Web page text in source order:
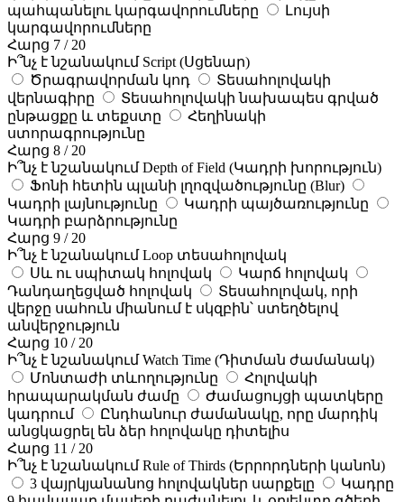
պահպանելու կարգավորումները
Լույսի
կարգավորումները
Հարց 7 / 20
Ի՞նչ է նշանակում Script (Սցենար)
Ծրագրավորման կոդ
Տեսահոլովակի
վերնագիրը
Տեսահոլովակի նախապես գրված
ընթացքը և տեքստը
Հեղինակի
ստորագրությունը
Հարց 8 / 20
Ի՞նչ է նշանակում Depth of Field (Կադրի խորություն)
Ֆոնի հետին պլանի լղոզվածությունը (Blur)
Կադրի լայնությունը
Կադրի պայծառությունը
Կադրի բարձրությունը
Հարց 9 / 20
Ի՞նչ է նշանակում Loop տեսահոլովակ
Սև ու սպիտակ հոլովակ
Կարճ հոլովակ
Դանդաղեցված հոլովակ
Տեսահոլովակ, որի
վերջը սահուն միանում է սկզբին՝ ստեղծելով
անվերջություն
Հարց 10 / 20
Ի՞նչ է նշանակում Watch Time (Դիտման ժամանակ)
Մոնտաժի տևողությունը
Հոլովակի
հրապարակման ժամը
Ժամացույցի պատկերը
կադրում
Ընդհանուր ժամանակը, որը մարդիկ
անցկացրել են ձեր հոլովակը դիտելիս
Հարց 11 / 20
Ի՞նչ է նշանակում Rule of Thirds (Երրորդների կանոն)
3 վայրկյանանոց հոլովակներ սարքելը
Կադրը